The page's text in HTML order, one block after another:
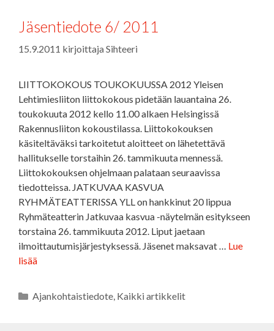
Jäsentiedote 6/ 2011
15.9.2011 kirjoittajaSihteeri
LIITTOKOKOUS TOUKOKUUSSA 2012 Yleisen
Lehtimiesliiton liittokokous pidetään lauantaina 26.
toukokuuta 2012 kello 11.00 alkaen Helsingissä
Rakennusliiton kokoustilassa. Liittokokouksen
käsiteltäväksi tarkoitetut aloitteet on lähetettävä
hallitukselle torstaihin 26. tammikuuta mennessä.
Liittokokouksen ohjelmaan palataan seuraavissa
tiedotteissa. JATKUVAA KASVUA
RYHMÄTEATTERISSA YLL on hankkinut 20 lippua
Ryhmäteatterin Jatkuvaa kasvua -näytelmän esitykseen
torstaina 26. tammikuuta 2012. Liput jaetaan
ilmoittautumisjärjestyksessä. Jäsenet maksavat … Lue
lisää
Kategoriat
Ajankohtaistiedote, Kaikki artikkelit